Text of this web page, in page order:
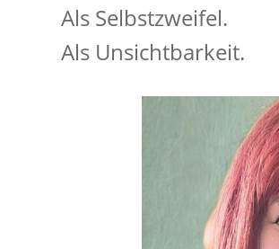
Als Selbstzweifel.
Als Unsichtbarkeit.